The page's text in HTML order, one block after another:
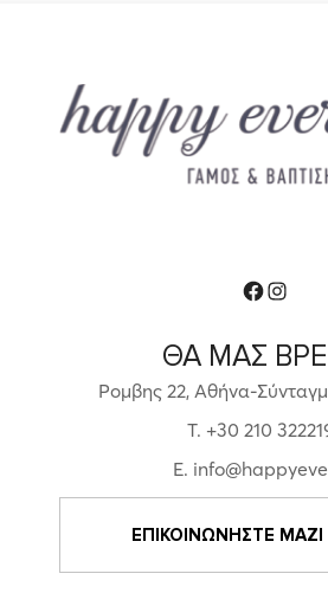
ΘΑ ΜΑΣ
Ρομβης 22, Αθήνα-
T. +30 210
E.
ΕΠΙΚΟΙΝΩΝΗΣΤΕ